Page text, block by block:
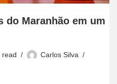
do Maranhão em um
read
Carlos Silva